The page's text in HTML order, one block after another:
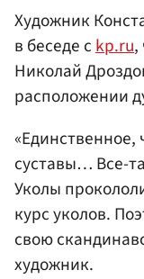
Художник
в беседе сkp.ru,
Николай
расположении
«Единственное,
суставы… Все-
Уколы
курс уколов.
свою
художник.